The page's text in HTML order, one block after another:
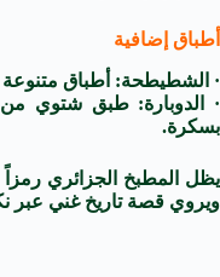
أطباق إضافية
· الشطيطحة: أطباق متنوعة
· الدوبارة: طبق شتوي
بسكرة.
يظل المطبخ الجزائري رمزاً
ويروي قصة تاريخ غني عبر